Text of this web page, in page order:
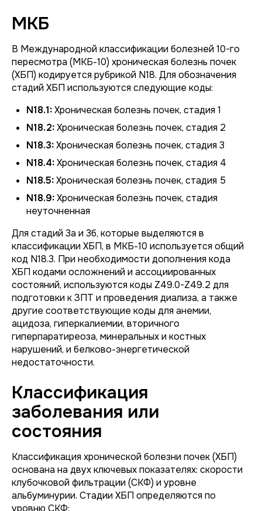
МКБ
В Международной классификации болезней 10-го
пересмотра (МКБ-10) хроническая болезнь почек
(ХБП) кодируется рубрикой N18. Для обозначения
стадий ХБП используются следующие коды:
N18.1:Хроническая болезнь почек, стадия 1
N18.2:Хроническая болезнь почек, стадия 2
N18.3:Хроническая болезнь почек, стадия 3
N18.4:Хроническая болезнь почек, стадия 4
N18.5:Хроническая болезнь почек, стадия 5
N18.9:Хроническая болезнь почек, стадия
неуточненная
Для стадий 3а и 3б, которые выделяются в
классификации ХБП, в МКБ-10 используется общий
код N18.3. При необходимости дополнения кода
ХБП кодами осложнений и ассоциированных
состояний, используются коды Z49.0-Z49.2 для
подготовки к ЗПТ и проведения диализа, а также
другие соответствующие коды для анемии,
ацидоза, гиперкалиемии, вторичного
гиперпаратиреоза, минеральных и костных
нарушений, и белково-энергетической
недостаточности.
Классификация
заболевания или
состояния
Классификация хронической болезни почек (ХБП)
основана на двух ключевых показателях: скорости
клубочковой фильтрации (СКФ) и уровне
альбуминурии. Стадии ХБП определяются по
уровню СКФ: